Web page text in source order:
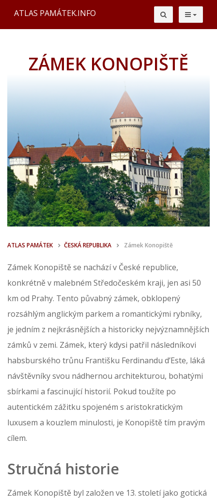
ATLAS PAMÁTEK.INFO
ZÁMEK KONOPIŠTĚ
ATLAS PAMÁTEK ČESKÁ REPUBLIKA Zámek Konopiště
Zámek Konopiště se nachází v České republice,
konkrétně v malebném Středočeském kraji, jen asi 50
km od Prahy. Tento půvabný zámek, obklopený
rozsáhlým anglickým parkem a romantickými rybníky,
je jedním z nejkrásnějších a historicky nejvýznamnějších
zámků v zemi. Zámek, který kdysi patřil následníkovi
habsburského trůnu Františku Ferdinandu d’Este, láká
návštěvníky svou nádhernou architekturou, bohatými
sbírkami a fascinující historií. Pokud toužíte po
autentickém zážitku spojeném s aristokratickým
luxusem a kouzlem minulosti, je Konopiště tím pravým
cílem.
Stručná historie
Zámek Konopiště byl založen ve 13. století jako gotická